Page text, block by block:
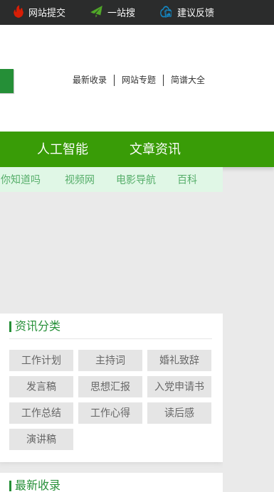
网站提交 一站搜 建议反馈
最新收录 网站专题 简谱大全
人工智能 文章资讯
你知道吗 视频网 电影导航 百科
资讯分类
工作计划 主持词 婚礼致辞
发言稿 思想汇报 入党申请书
工作总结 工作心得 读后感
演讲稿
最新收录